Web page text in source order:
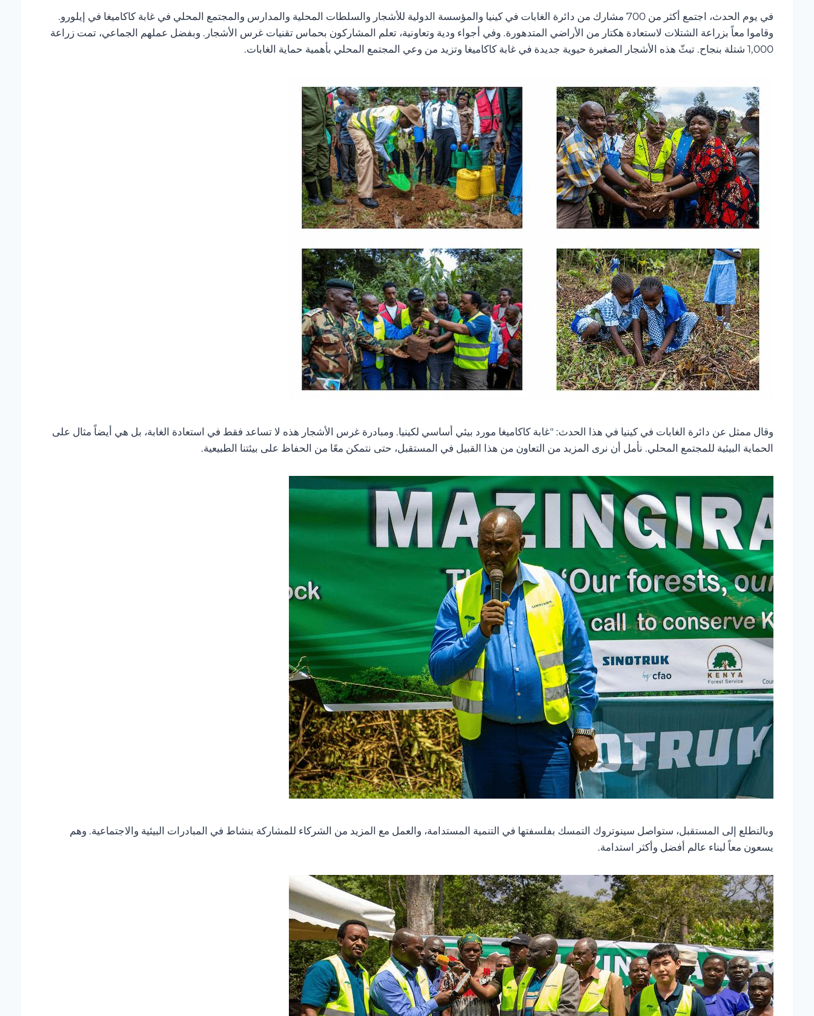
في يوم الحدث، اجتمع أكثر من 700 مشارك من دائرة الغابات في كينيا والمؤسسة الدولية للأشجار والسلطات المحلية والمدارس والمجتمع المحلي في غابة كاكاميغا في إيلورو.
وقاموا معاً بزراعة الشتلات لاستعادة هكتار من الأراضي المتدهورة. وفي أجواء ودية وتعاونية، تعلم المشاركون بحماس تقنيات غرس الأشجار. وبفضل عملهم الجماعي، تمت زراعة
1,000 شتلة بنجاح. تبثّ هذه الأشجار الصغيرة حيوية جديدة في غابة كاكاميغا وتزيد من وعي المجتمع المحلي بأهمية حماية الغابات.
وقال ممثل عن دائرة الغابات في كينيا في هذا الحدث: "غابة كاكاميغا مورد بيئي أساسي لكينيا. ومبادرة غرس الأشجار هذه لا تساعد فقط في استعادة الغابة، بل هي أيضاً مثال على
الحماية البيئية للمجتمع المحلي. نأمل أن نرى المزيد من التعاون من هذا القبيل في المستقبل، حتى نتمكن معًا من الحفاظ على بيئتنا الطبيعية.
وبالتطلع إلى المستقبل، ستواصل سينوتروك التمسك بفلسفتها في التنمية المستدامة، والعمل مع المزيد من الشركاء للمشاركة بنشاط في المبادرات البيئية والاجتماعية. وهم
يسعون معاً لبناء عالم أفضل وأكثر استدامة.